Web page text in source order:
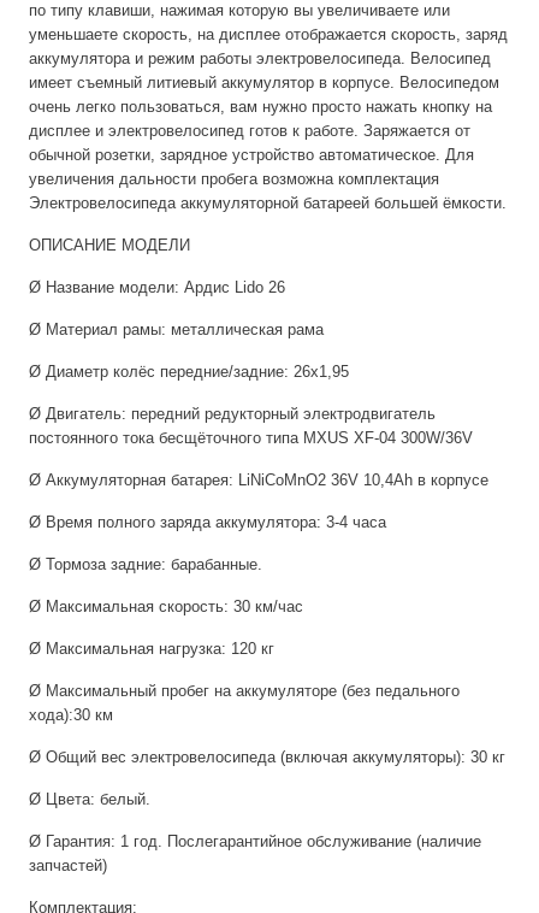
по типу клавиши, нажимая которую вы увеличиваете или
уменьшаете скорость, на дисплее отображается скорость, заряд
аккумулятора и режим работы электровелосипеда. Велосипед
имеет съемный литиевый аккумулятор в корпусе. Велосипедом
очень легко пользоваться, вам нужно просто нажать кнопку на
дисплее и электровелосипед готов к работе. Заряжается от
обычной розетки, зарядное устройство автоматическое. Для
увеличения дальности пробега возможна комплектация
Электровелосипеда аккумуляторной батареей большей ёмкости.
ОПИСАНИЕ МОДЕЛИ
Ø Название модели: Ардис Lido 26
Ø Материал рамы: металлическая рама
Ø Диаметр колёс передние/задние: 26х1,95
Ø Двигатель: передний редукторный электродвигатель
постоянного тока бесщёточного типа MXUS XF-04 300W/36V
Ø Аккумуляторная батарея: LiNiCoMnO2 36V 10,4Ah в корпусе
Ø Время полного заряда аккумулятора: 3-4 часа
Ø Тормоза задние: барабанные.
Ø Максимальная скорость: 30 км/час
Ø Максимальная нагрузка: 120 кг
Ø Максимальный пробег на аккумуляторе (без педального
хода):30 км
Ø Общий вес электровелосипеда (включая аккумуляторы): 30 кг
Ø Цвета: белый.
Ø Гарантия: 1 год. Послегарантийное обслуживание (наличие
запчастей)
Комплектация: